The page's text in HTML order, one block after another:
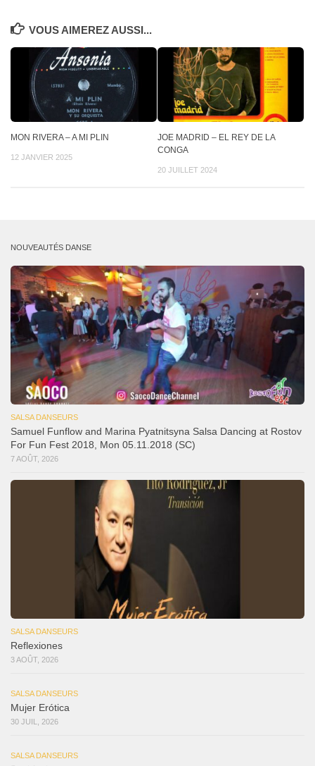
VOUS AIMEREZ AUSSI...
MON RIVERA – A MI PLIN
12 JANVIER 2025
JOE MADRID – EL REY DE LA
CONGA
20 JUILLET 2024
NOUVEAUTÉS DANSE
SALSA DANSEURS
Samuel Funflow and Marina Pyatnitsyna Salsa Dancing at Rostov
For Fun Fest 2018, Mon 05.11.2018 (SC)
7 AOÛT, 2026
SALSA DANSEURS
Reflexiones
3 AOÛT, 2026
SALSA DANSEURS
Mujer Erótica
30 JUIL, 2026
SALSA DANSEURS